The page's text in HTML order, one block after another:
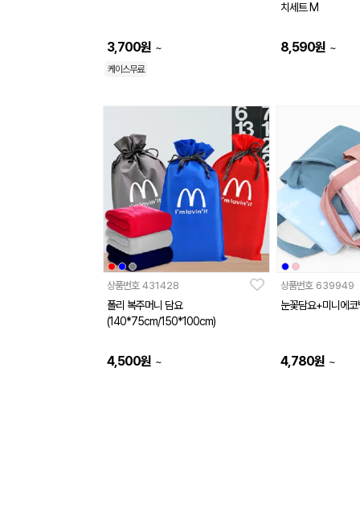
3,700원 ~
케이스무료
치세트 M
8,590원 ~
상품번호 431428
폴리 복주머니 담요
(140*75cm/150*100cm)
4,500원 ~
상품번호 639949
눈꽃담요+미니에코
4,780원 ~